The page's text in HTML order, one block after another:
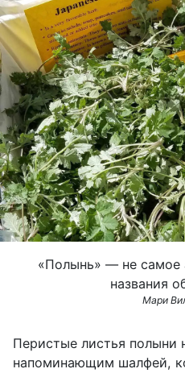
«Полынь» — не самое
названия
Мари
Перистые листья полыни
напоминающим шалфей,